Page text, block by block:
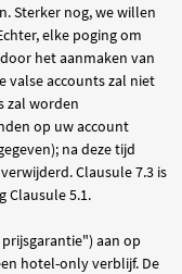
Sterker nog, we willen
elke poging om
het aanmaken van
valse accounts zal niet
zal worden
op uw account
na deze tijd
Clausule 7.3 is
Clausule 5.1.
aan op
hotel-only verblijf. De